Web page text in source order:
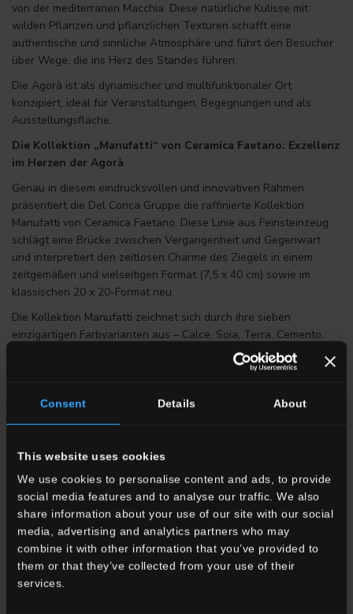
Consent Details About
This website uses cookies
We use cookies to personalise content and ads, to provide
social media features and to analyse our traffic. We also
share information about your use of our site with our social
media, advertising and analytics partners who may
combine it with other information that you’ve provided to
them or that they’ve collected from your use of their
services.
von der mediterranen Macchia. Diese natürliche Kulisse mit
wilden Pflanzen und pflanzlichen Texturen schafft eine
authentische und sinnliche Atmosphäre und führt den Besucher
über Wege, die ins Herz des Standes führen.
Die Agorà ist als dynamischer und multifunktionaler Ort
konzipiert, ideal für Veranstaltungen, Begegnungen und als
Ausstellungsfläche.
Die Kollektion „Manufatti“ von Ceramica Faetano: Exzellenz
im Herzen der Agorà
Genau in diesem eindrucksvollen und innovativen Rahmen
präsentiert die Del Conca Gruppe die raffinierte Kollektion
Manufatti von Ceramica Faetano. Diese Linie aus Feinsteinzeug
schlägt eine Brücke zwischen Vergangenheit und Gegenwart
und interpretiert den zeitlosen Charme des Ziegels in einem
zeitgemäßen und vielseitigen Format (7,5 x 40 cm) sowie im
klassischen 20 x 20-Format neu.
Die Kollektion Manufatti zeichnet sich durch ihre sieben
einzigartigen Farbvarianten aus – Calce, Soia, Terra, Cemento,
Amla, Artico und Tè –, die Designlösungen für jeden Bedarf
bieten, vom Wohnbereich bis zum Objektbereich. Die
der Kollektion, sich harmonisch in Räume einzufügen, die Natur
und Design zelebrieren, wie jene, die von Inda entworfen
Keramikoberflächen hervorzuheben.
Eine einmalige Gelegenheit
Die Zusammenarbeit zwischen der Gruppo Del Conca und Inda
auf dem Salone del Mobile 2026 stellt eine wichtige Gelegenheit
für Architekten, Designer und Fachleute der Branche dar, die
neuesten Trends und innovativen Lösungen im Bereich
Keramikdesign und Badezimmerausstattung zu entdecken. Wir